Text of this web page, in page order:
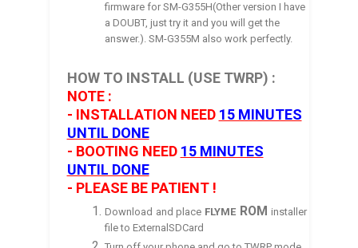
firmware for SM-G355H(Other version I have
a DOUBT, just try it and you will get the
answer.). SM-G355M also work perfectly.
HOW TO INSTALL (USE TWRP) :
NOTE :
- INSTALLATION NEED 15 MINUTES
UNTIL DONE
- BOOTING NEED 15 MINUTES
UNTIL DONE
- PLEASE BE PATIENT !
Download and place FLYME ROM installer
file to ExternalSDCard